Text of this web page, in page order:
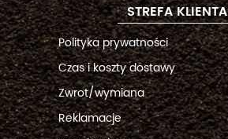
STREFA KLIENTA
Polityka prywatności
Czas i koszty dostawy
Zwrot/wymiana
Reklamacje